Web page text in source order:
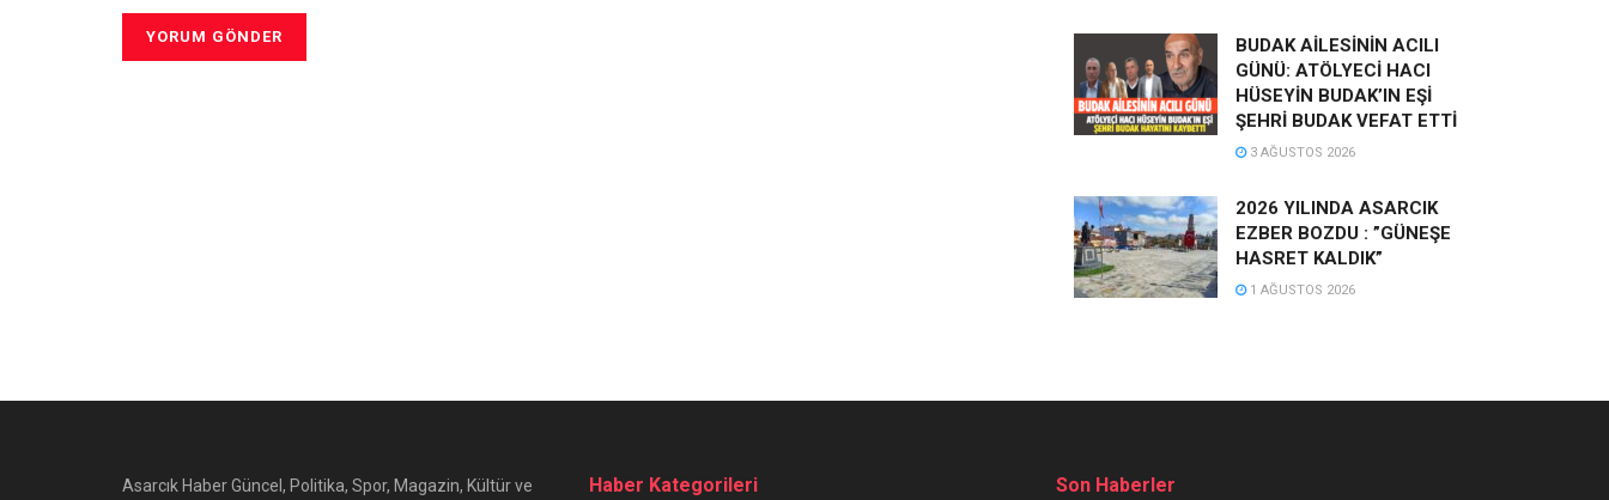
BUDAK AİLESİNİN ACILI
GÜNÜ: ATÖLYECİ HACI
HÜSEYİN BUDAK’IN EŞİ
ŞEHRİ BUDAK VEFAT ETTİ
3 AĞUSTOS 2026
2026 YILINDA ASARCIK
EZBER BOZDU : ”GÜNEŞE
HASRET KALDIK”
1 AĞUSTOS 2026
Asarcık Haber Güncel, Politika, Spor, Magazin, Kültür ve
Haber Kategorileri Son Haberler